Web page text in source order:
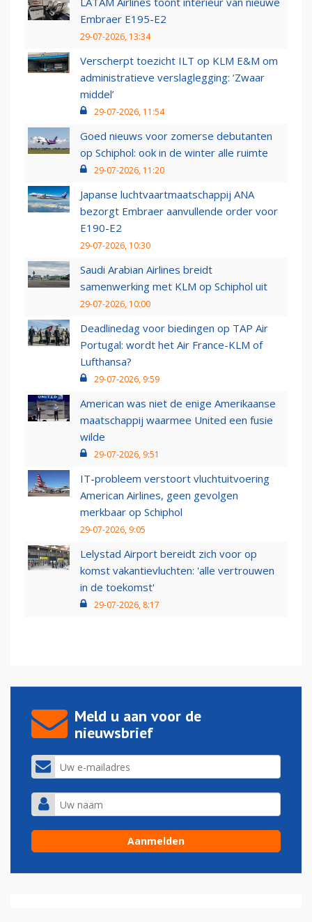
Embraer E195-E2
29-07-2026, 13:34
Verscherpt toezicht ILT op KLM E&M om
administratieve verslaglegging: ‘Zwaar
middel’
29-07-2026, 11:54
Goed nieuws voor zomerse debutanten
op Schiphol: ook in de winter alle ruimte
29-07-2026, 11:20
Japanse luchtvaartmaatschappij ANA
bezorgt Embraer aanvullende order voor
E190-E2
29-07-2026, 10:30
Saudi Arabian Airlines breidt
samenwerking met KLM op Schiphol uit
29-07-2026, 10:00
Deadlinedag voor biedingen op TAP Air
Portugal: wordt het Air France-KLM of
Lufthansa?
29-07-2026, 9:59
American was niet de enige Amerikaanse
maatschappij waarmee United een fusie
wilde
29-07-2026, 9:51
IT-probleem verstoort vluchtuitvoering
American Airlines, geen gevolgen
merkbaar op Schiphol
29-07-2026, 9:05
Lelystad Airport bereidt zich voor op
komst vakantievluchten: 'alle vertrouwen
in de toekomst'
29-07-2026, 8:17
Meld u aan voor de
nieuwsbrief